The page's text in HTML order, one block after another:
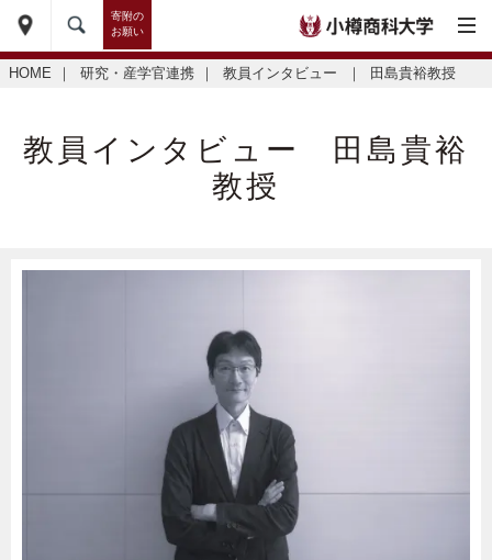
寄附の
お願い
HOME ｜ 研究・産学官連携 ｜ 教員インタビュー ｜ 田島貴裕教授
教員インタビュー 田島貴裕
教授